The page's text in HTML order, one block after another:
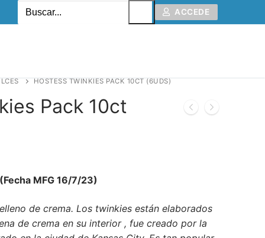
ACCEDE
HOSTESS TWINKIES PACK 10CT (6UDS)
Pack 10ct
MFG 16/7/23)
de crema. Los twinkies están elaborados
de crema en su interior , fue creado por la